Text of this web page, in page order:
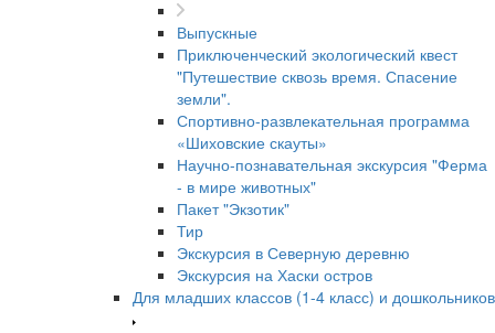
Выпускные
Приключенческий экологический квест
"Путешествие сквозь время. Спасение
земли".
Спортивно-развлекательная программа
«Шиховские скауты»
Научно-познавательная экскурсия "Ферма
- в мире животных"
Пакет "Экзотик"
Тир
Экскурсия в Северную деревню
Экскурсия на Хаски остров
Для младших классов (1-4 класс) и дошкольников